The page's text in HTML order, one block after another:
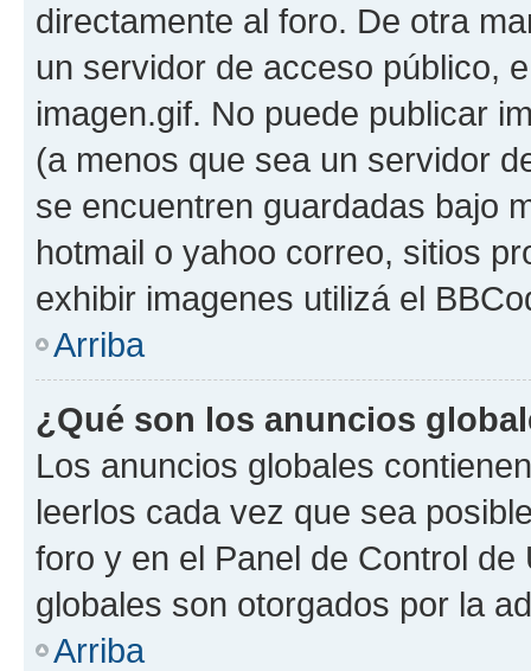
directamente al foro. De otra
un servidor de acceso público,
imagen.gif. No puede publicar
(a menos que sea un servidor
se encuentren guardadas bajo
hotmail o yahoo correo, sitios
exhibir imagenes utilizá el
Arriba
¿Qué son los anuncios
Los anuncios globales
leerlos cada vez que sea
foro y en el Panel de Control
globales son otorgados por la
Arriba